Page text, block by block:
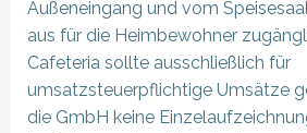
Außeneingang und vom
aus für die Heimbewohner
Cafeteria sollte ausschließlich für
umsatzsteuerpflichtige Umsätze
die GmbH keine